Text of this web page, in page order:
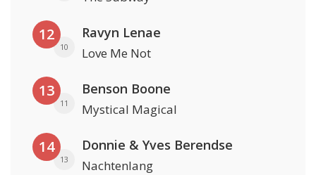
12
10
Ravyn Lenae
Love Me Not
13
11
Benson Boone
Mystical Magical
14
13
Donnie & Yves Berendse
Nachtenlang